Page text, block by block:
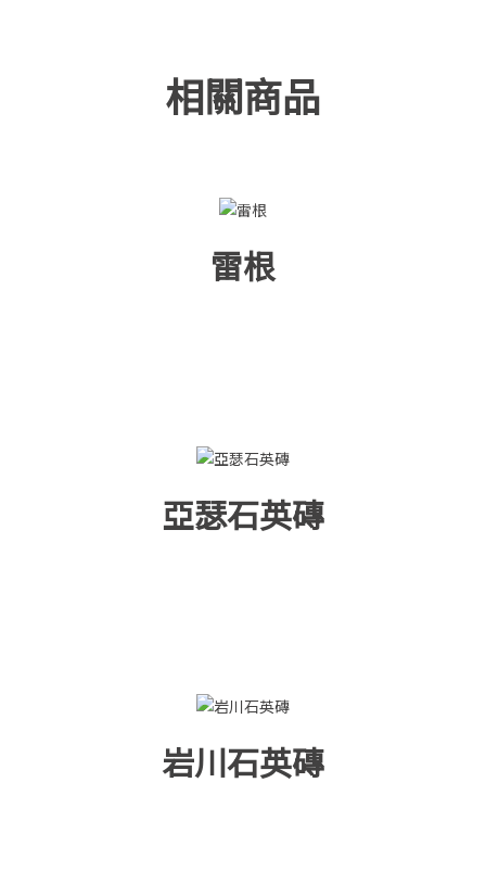
相關商品
雷根
亞瑟石英磚
岩川石英磚